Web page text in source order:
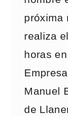
próxima
realiza
horas
Manuel
de